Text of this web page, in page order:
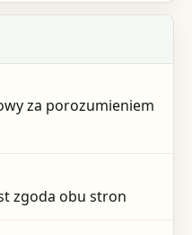
za porozumieniem
zgoda obu stron